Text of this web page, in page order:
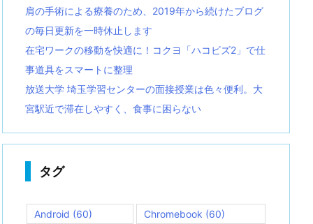
肩の手術による療養のため、2019年から続けたブログ
の毎日更新を一時休止します
在宅ワークの移動を快適に！コクヨ「ハコビズ2」で仕
事道具をスマートに整理
放送大学 埼玉学習センターの面接授業は色々便利。大
宮駅近で滞在しやすく、食事に困らない
タグ
Android (60) Chromebook (60)